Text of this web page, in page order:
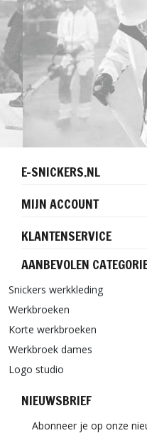
E-SNICKERS.NL
MIJN ACCOUNT
KLANTENSERVICE
AANBEVOLEN
Snickers werkkleding
Werkbroeken
Korte werkbroeken
Werkbroek dames
Logo studio
NIEUWSBRIEF
Abonneer je op onze